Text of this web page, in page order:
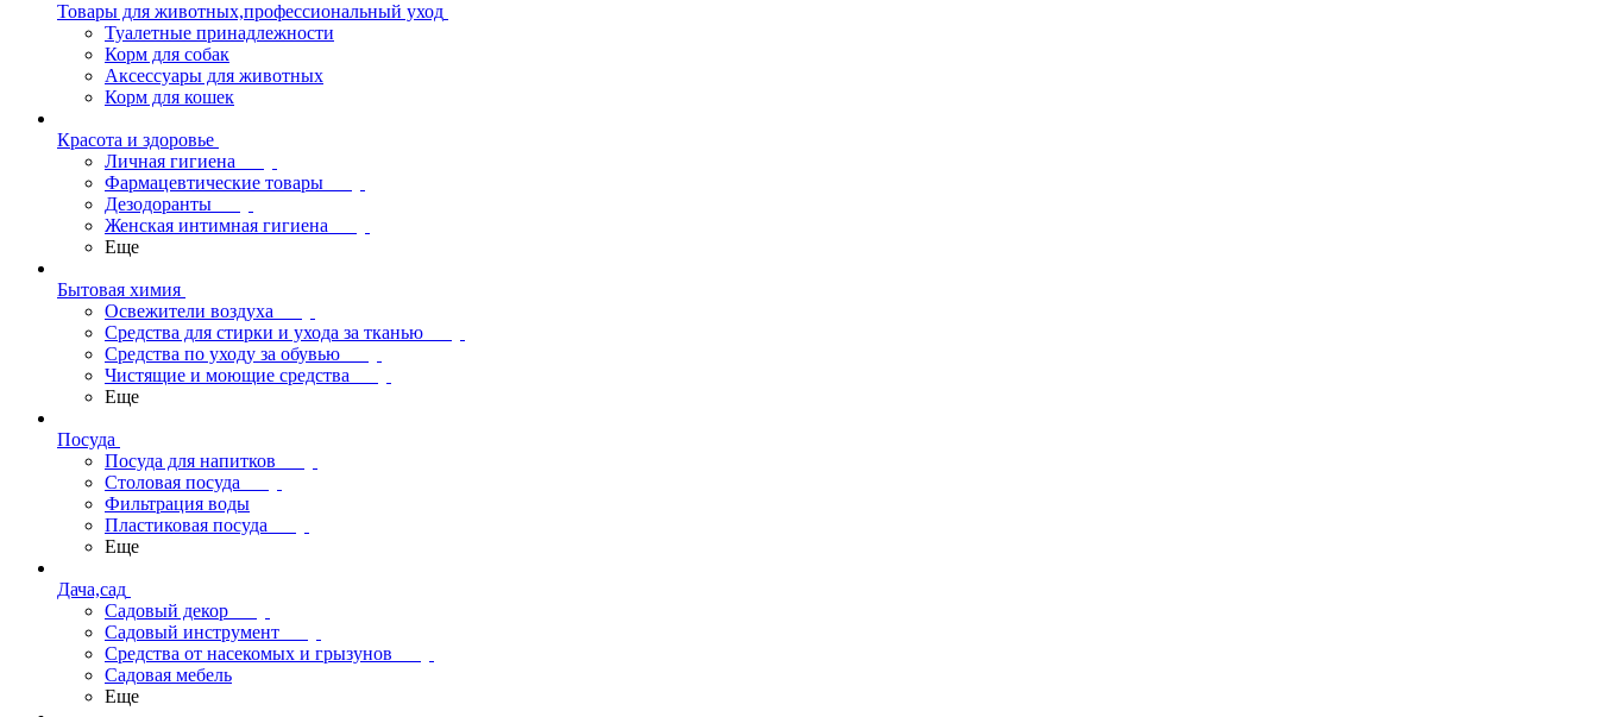
Товары для животных,профессиональный уход
Туалетные принадлежности
Корм для собак
Аксессуары для животных
Корм для кошек
Красота и здоровье
Личная гигиена
Фармацевтические товары
Дезодоранты
Женская интимная гигиена
Еще
Бытовая химия
Освежители воздуха
Средства для стирки и ухода за тканью
Средства по уходу за обувью
Чистящие и моющие средства
Еще
Посуда
Посуда для напитков
Столовая посуда
Фильтрация воды
Пластиковая посуда
Еще
Дача,сад
Садовый декор
Садовый инструмент
Средства от насекомых и грызунов
Садовая мебель
Еще